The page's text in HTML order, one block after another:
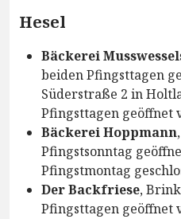
Hesel
Bäckerei
beiden Pfingsttagen
Süderstraße 2 in
Pfingsttagen geöffnet
Bäckerei Hoppmann
Pfingstsonntag
Pfingstmontag
Der Backfriese,
Pfingsttagen geöffnet